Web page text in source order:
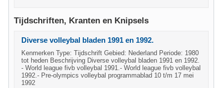
Tijdschriften, Kranten en Knipsels
Diverse volleybal bladen 1991 en 1992.
Kenmerken Type: Tijdschrift Gebied: Nederland Periode: 1980
tot heden Beschrijving Diverse volleybal bladen 1991 en 1992.
- World league fivb volleybal 1991.- World league fivb volleybal
1992.- Pre-olympics volleybal programmablad 10 t/m 17 mei
1992